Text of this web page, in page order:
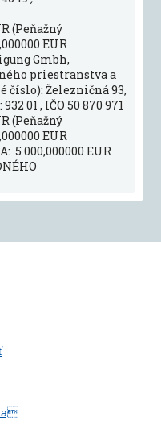
(Peňažný
EUR
Gmbh,
priestranstva a
číslo): Železničná 93,
01 , IČO 50 870 971
(Peňažný
EUR
5 000,000000 EUR